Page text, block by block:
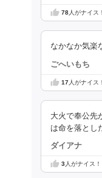
78人がナイス
なかなか気楽
ごへいもち
17人がナイス
大火で奉公先
は命を落とし
ダイアナ
3人がナイス